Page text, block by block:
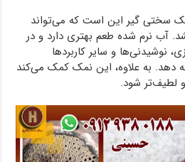
نمک سختی گیر این است که می‌تواند
آب نرم شده طعم بهتری دارد و در
نوشیدنی‌ها و سایر کاربردها
دهد. به علاوه، این نمک کمک می‌کند
لطیف‌تر شود.